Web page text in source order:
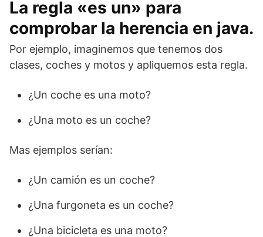
La regla «es un» para
comprobar la herencia en java.
Por ejemplo, imaginemos que tenemos dos
clases, coches y motos y apliquemos esta regla.
¿Un coche es una moto?
¿Una moto es un coche?
Mas ejemplos serían:
¿Un camión es un coche?
¿Una furgoneta es un coche?
¿Una bicicleta es una moto?